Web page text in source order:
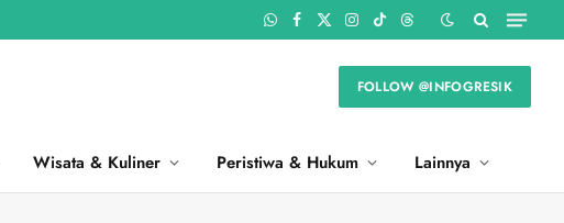
WhatsApp
Facebook
X
Instagram
TikTokThreads
FOLLOW @INFOGRESIK
Wisata & Kuliner Peristiwa & Hukum Lainnya